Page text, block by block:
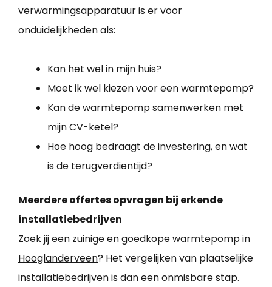
verwarmingsapparatuur is er voor
onduidelijkheden als:
Kan het wel in mijn huis?
Moet ik wel kiezen voor een warmtepomp?
Kan de warmtepomp samenwerken met
mijn CV-ketel?
Hoe hoog bedraagt de investering, en wat
is de terugverdientijd?
Meerdere offertes opvragen bij erkende
installatiebedrijven
Zoek jij een zuinige engoedkope warmtepomp in
Hooglanderveen? Het vergelijken van plaatselijke
installatiebedrijven is dan een onmisbare stap.